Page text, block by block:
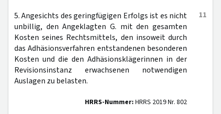
11
5. Angesichts des geringfügigen Erfolgs ist es nicht
unbillig, den Angeklagten G. mit den gesamten
Kosten seines Rechtsmittels, den insoweit durch
das Adhäsionsverfahren entstandenen besonderen
Kosten und die den Adhäsionsklägerinnen in der
Revisionsinstanz erwachsenen notwendigen
Auslagen zu belasten.
HRRS-Nummer: HRRS 2019 Nr. 802